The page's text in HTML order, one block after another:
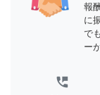
報
に
で
ー
perm_phone_msg